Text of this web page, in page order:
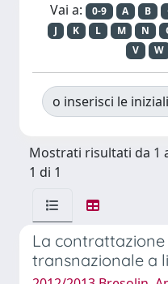
Vai a: 0-9 A B
J
K L M N
V
W
o inserisci le
Mostrati risultati da 1
1 di 1
La
transnazionale a